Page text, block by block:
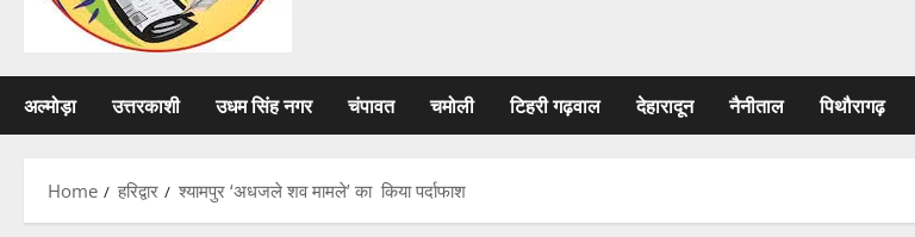
अल्मोड़ा उत्तरकाशी उधम सिंह नगर चंपावत चमोली टिहरी गढ़वाल देहारादून नैनीताल पिथौरागढ़
Home हरिद्वार श्यामपुर ‘अधजले शव मामले’ का किया पर्दाफाश